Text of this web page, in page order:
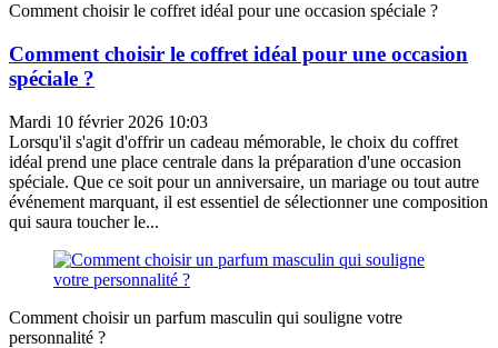
Comment choisir le coffret idéal pour une occasion spéciale ?
Comment choisir le coffret idéal pour une occasion
spéciale ?
Mardi 10 février 2026 10:03
Lorsqu'il s'agit d'offrir un cadeau mémorable, le choix du coffret
idéal prend une place centrale dans la préparation d'une occasion
spéciale. Que ce soit pour un anniversaire, un mariage ou tout autre
événement marquant, il est essentiel de sélectionner une composition
qui saura toucher le...
Comment choisir un parfum masculin qui souligne votre
personnalité ?